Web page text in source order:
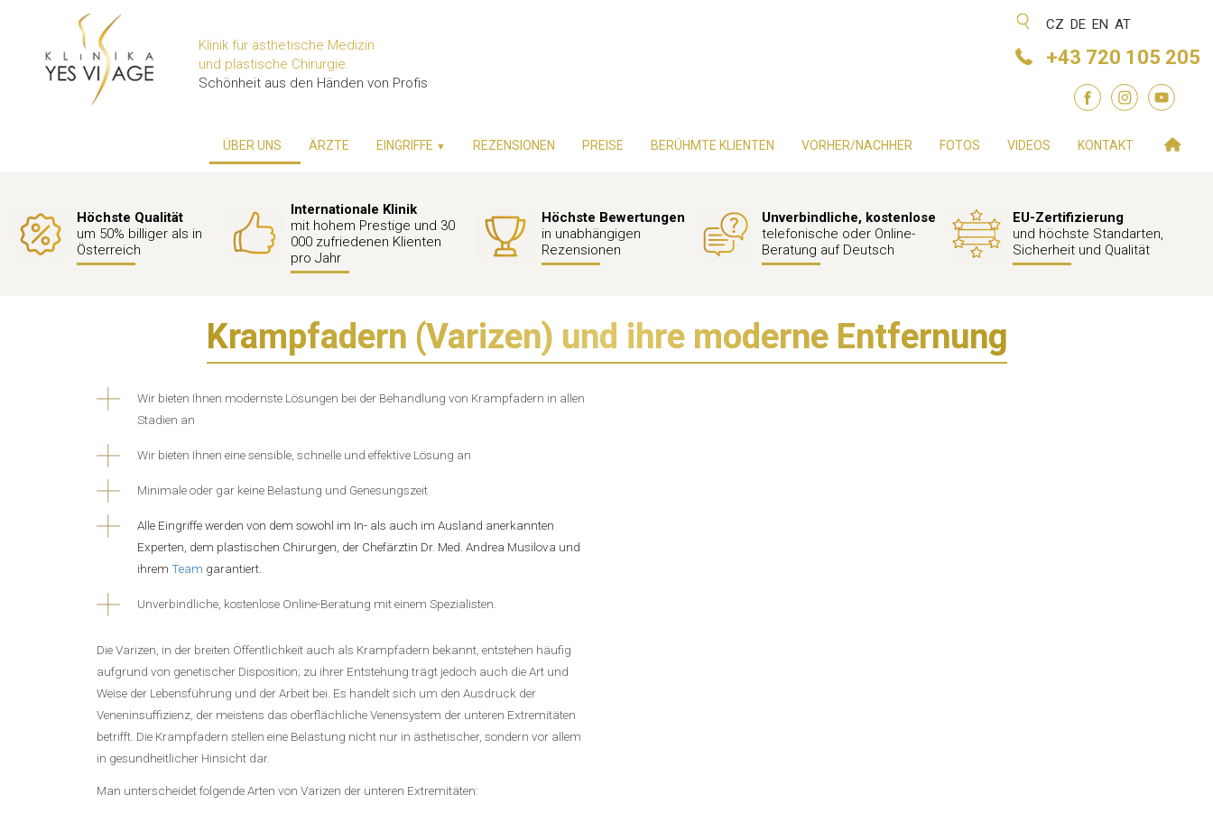
Klinik für ästhetische Medizin
und plastische Chirurgie.
Schönheit aus den Händen von Profis
CZ DE EN AT
+43 720 105 205
ÜBER UNS ÄRZTE EINGRIFFE ▼ REZENSIONEN PREISE BERÜHMTE KLIENTEN VORHER/NACHHER FOTOS VIDEOS KONTAKT
Höchste Qualität
um 50% billiger als in
Österreich
Internationale Klinik
mit hohem Prestige und 30
000 zufriedenen Klienten
pro Jahr
Höchste Bewertungen
in unabhängigen
Rezensionen
Unverbindliche, kostenlose
telefonische oder Online-
Beratung auf Deutsch
EU-Zertifizierung
und höchste Standarten,
Sicherheit und Qualität
Krampfadern (Varizen) und ihre moderne Entfernung
Wir bieten Ihnen modernste Lösungen bei der Behandlung von Krampfadern in allen
Stadien an
Wir bieten Ihnen eine sensible, schnelle und effektive Lösung an
Minimale oder gar keine Belastung und Genesungszeit
Alle Eingriffe werden von dem sowohl im In- als auch im Ausland anerkannten
Experten, dem plastischen Chirurgen, der Chefärztin Dr. Med. Andrea Musilova und
ihrem Team garantiert.
Unverbindliche, kostenlose Online-Beratung mit einem Spezialisten.
Die Varizen, in der breiten Öffentlichkeit auch als Krampfadern bekannt, entstehen häufig
aufgrund von genetischer Disposition; zu ihrer Entstehung trägt jedoch auch die Art und
Weise der Lebensführung und der Arbeit bei. Es handelt sich um den Ausdruck der
Veneninsuffizienz, der meistens das oberflächliche Venensystem der unteren Extremitäten
betrifft. Die Krampfadern stellen eine Belastung nicht nur in ästhetischer, sondern vor allem
in gesundheitlicher Hinsicht dar.
Man unterscheidet folgende Arten von Varizen der unteren Extremitäten: